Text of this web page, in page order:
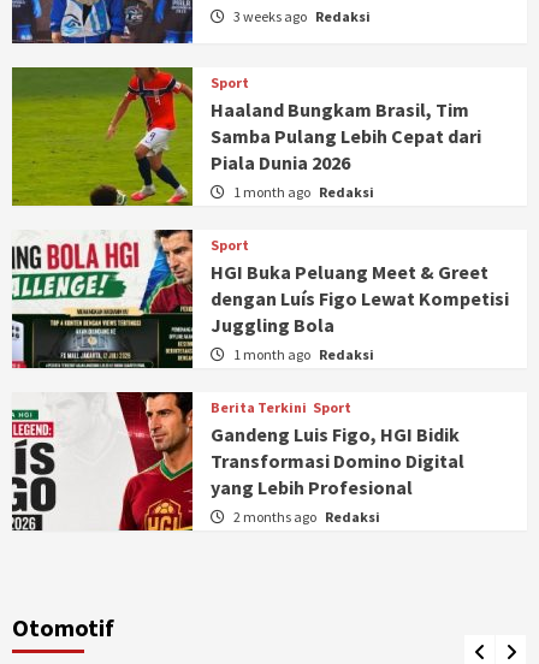
3 weeks ago Redaksi
Sport
Haaland Bungkam Brasil, Tim
Samba Pulang Lebih Cepat dari
Piala Dunia 2026
1 month ago Redaksi
Sport
HGI Buka Peluang Meet & Greet
dengan Luís Figo Lewat Kompetisi
Juggling Bola
1 month ago Redaksi
Berita Terkini Sport
Gandeng Luis Figo, HGI Bidik
Transformasi Domino Digital
yang Lebih Profesional
2 months ago Redaksi
Otomotif